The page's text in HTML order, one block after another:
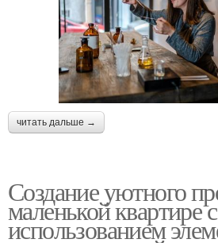
читать дальше →
Создание уютного
маленькой квартире с
использованием